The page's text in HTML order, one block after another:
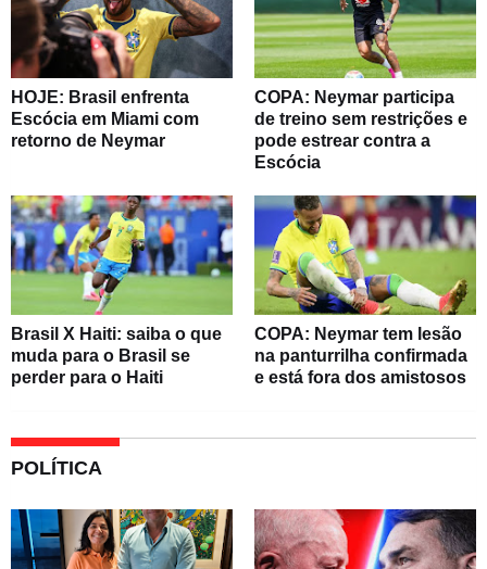
HOJE: Brasil enfrenta
Escócia em Miami com
retorno de Neymar
COPA: Neymar participa
de treino sem restrições e
pode estrear contra a
Escócia
Brasil X Haiti: saiba o que
muda para o Brasil se
perder para o Haiti
COPA: Neymar tem lesão
na panturrilha confirmada
e está fora dos amistosos
POLÍTICA